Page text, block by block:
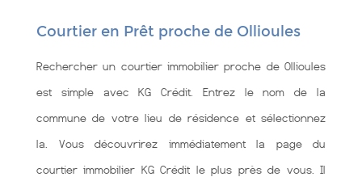
Courtier en Prêt proche de Ollioules
Rechercher un courtier immobilier proche de Ollioules
est simple avec KG Crédit. Entrez le nom de la
commune de votre lieu de résidence et sélectionnez
la. Vous découvrirez immédiatement la page du
courtier immobilier KG Crédit le plus près de vous. Il